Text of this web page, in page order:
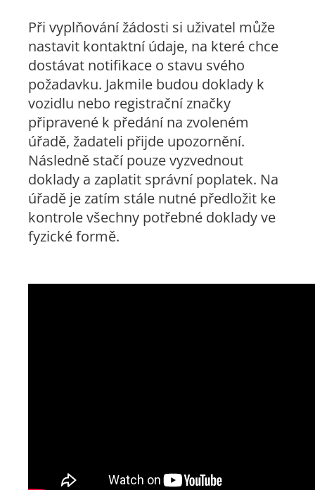
Při vyplňování žádosti si uživatel může
nastavit kontaktní údaje, na které chce
dostávat notifikace o stavu svého
požadavku. Jakmile budou doklady k
vozidlu nebo registrační značky
připravené k předání na zvoleném
úřadě, žadateli přijde upozornění.
Následně stačí pouze vyzvednout
doklady a zaplatit správní poplatek. Na
úřadě je zatím stále nutné předložit ke
kontrole všechny potřebné doklady ve
fyzické formě.